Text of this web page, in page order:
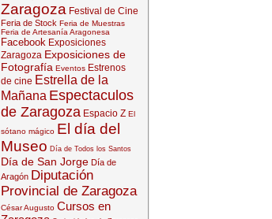
Zaragoza Festival de Cine
Feria de Stock Feria de Muestras
Feria de Artesanía Aragonesa
Facebook Exposiciones
Zaragoza Exposiciones de
Fotografía Eventos Estrenos
de cine Estrella de la
Mañana Espectaculos
de Zaragoza Espacio Z El
sótano mágico El día del
Museo Día de Todos los Santos
Día de San Jorge Día de
Aragón Diputación
Provincial de Zaragoza
César Augusto Cursos en